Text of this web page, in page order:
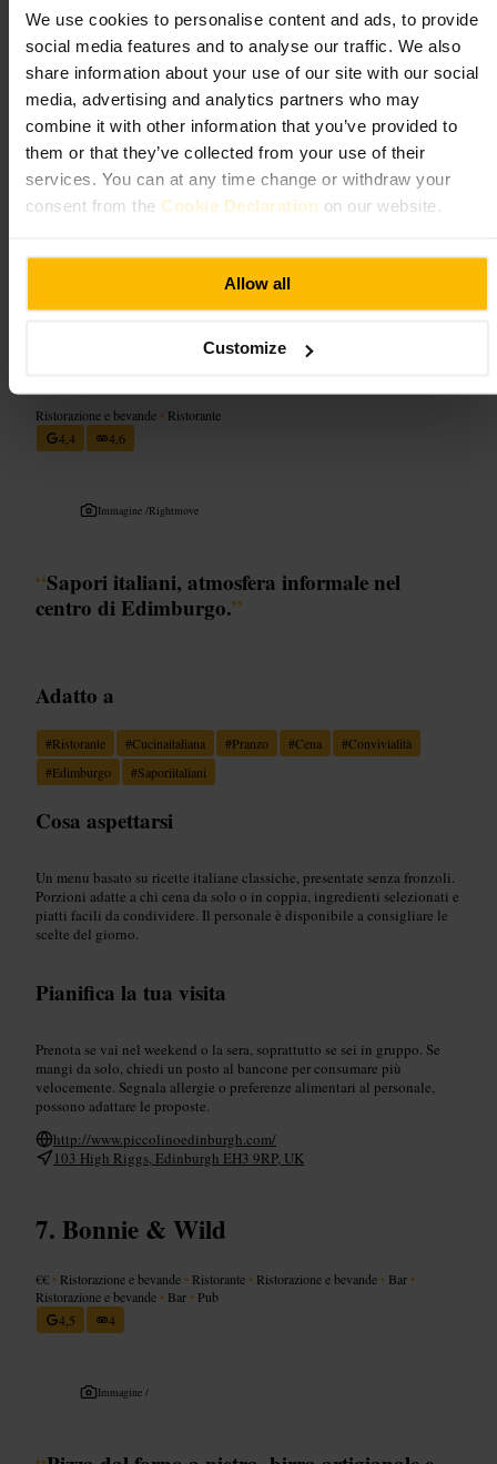
We use cookies to personalise content and ads, to provide
social media features and to analyse our traffic. We also
share information about your use of our site with our social
media, advertising and analytics partners who may
combine it with other information that you’ve provided to
them or that they’ve collected from your use of their
services. You can at any time change or withdraw your
consent from the Cookie Declaration on our website.
Allow all
Customize
Piatti pensati per essere condivisi e porzioni adatte anche a chi cerca
un pasto veloce. Atmosfera curata ma informale, servizio cordiale e un
ritmo che cambia durante la giornata: più rilassato al pomeriggio, più
vivace la sera.
Pianifica la tua visita
Se arrivi in gruppo o per una serata, prenota per sicurezza. Per una
completare l’esperienza.
Piccolino Edinburgh
Ristorazione e bevande • Ristorante
4,4
4,6
Immagine /Rightmove
“Sapori italiani, atmosfera informale nel
centro di Edimburgo.”
Adatto a
#Ristorante #Cucinaitaliana #Pranzo #Cena #Convivialità
#Edimburgo #Saporiitaliani
Cosa aspettarsi
Un menu basato su ricette italiane classiche, presentate senza fronzoli.
Porzioni adatte a chi cena da solo o in coppia, ingredienti selezionati e
piatti facili da condividere. Il personale è disponibile a consigliare le
scelte del giorno.
Pianifica la tua visita
Prenota se vai nel weekend o la sera, soprattutto se sei in gruppo. Se
mangi da solo, chiedi un posto al bancone per consumare più
velocemente. Segnala allergie o preferenze alimentari al personale,
possono adattare le proposte.
http://www.piccolinoedinburgh.com/
103 High Riggs, Edinburgh EH3 9RP, UK
Bonnie & Wild
€€ • Ristorazione e bevande • Ristorante • Ristorazione e bevande • Bar •
Ristorazione e bevande • Bar • Pub
4,5
4
Immagine /